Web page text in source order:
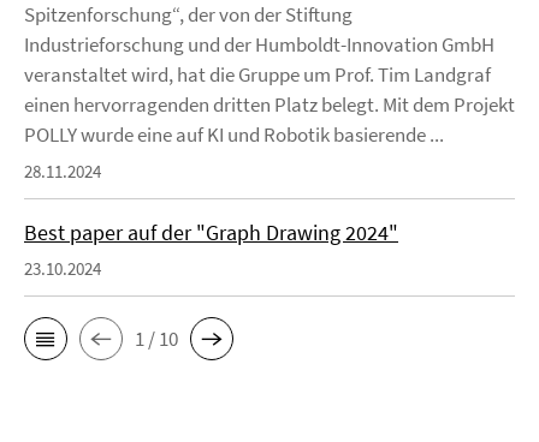
Spitzenforschung“, der von der Stiftung
Industrieforschung und der Humboldt-Innovation GmbH
veranstaltet wird, hat die Gruppe um Prof. Tim Landgraf
einen hervorragenden dritten Platz belegt. Mit dem Projekt
POLLY wurde eine auf KI und Robotik basierende ...
28.11.2024
Best paper auf der "Graph Drawing 2024"
23.10.2024
1 / 10